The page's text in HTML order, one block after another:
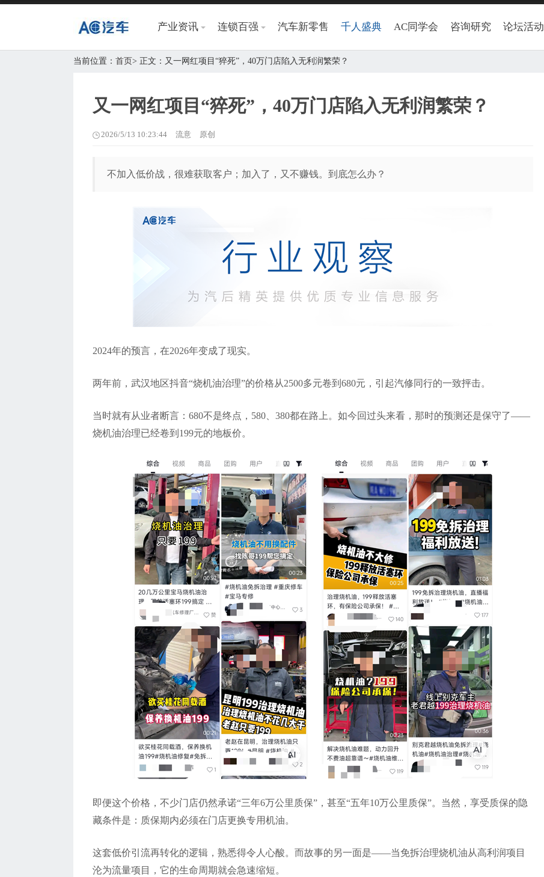
产业资讯 连锁百强 汽车新零售 千人盛典 AC同学会 咨询研究 论坛活动
当前位置： 首页> 正文：又一网红项目“猝死”，40万门店陷入无利润繁荣？
又一网红项目“猝死”，40万门店陷入无利润繁荣？
2026/5/13 10:23:44 流意 原创
不加入低价战，很难获取客户；加入了，又不赚钱。到底怎么办？
2024年的预言，在2026年变成了现实。
两年前，武汉地区抖音“烧机油治理”的价格从2500多元卷到 680元，引起汽修同行的一致抨击。
当时就有从业者断言： 680不是终点， 580 380都在路上。如今回过头来看，那时的预测还是保守了——
烧机油治理已经卷到 199元的地板价。
即便这个价格，不少门店仍然承诺“三年6万公里质保” ，甚至“五年10万公里质保”。当然，享受质保的隐
藏条件是：质保期内必须在门店更换专用机油。
这套低价引流再转化的逻辑，熟悉得令人心酸。而故事的另一面是——当免拆治理烧机油从高利润项目
沦为流量项目，它的生命周期就会急速缩短。